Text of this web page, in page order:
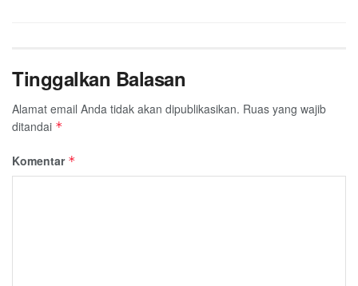
Tinggalkan Balasan
Alamat email Anda tidak akan dipublikasikan. Ruas yang wajib
ditandai *
Komentar *